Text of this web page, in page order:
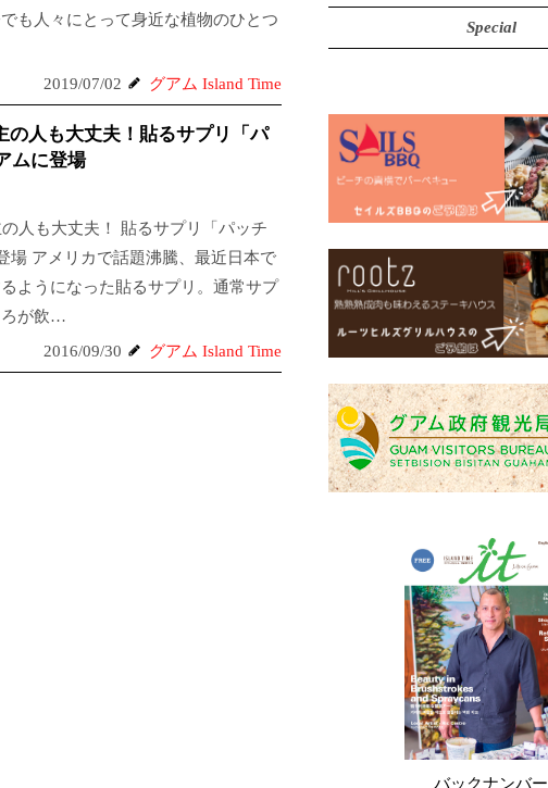
も人々にとって身近な植物のひとつ
2019/07/02
グアム Island Time
の人も大丈夫！貼るサプリ「パ
ムに登場
人も大丈夫！ 貼るサプリ「パッチ
場 アメリカで話題沸騰、最近日本で
ようになった貼るサプリ。通常サプ
ろが飲…
2016/09/30
グアム Island Time
Special
バックナンバー